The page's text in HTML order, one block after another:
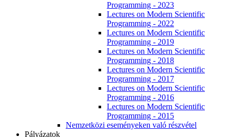
Programming - 2023
Lectures on Modern Scientific
Programming - 2022
Lectures on Modern Scientific
Programming - 2019
Lectures on Modern Scientific
Programming - 2018
Lectures on Modern Scientific
Programming - 2017
Lectures on Modern Scientific
Programming - 2016
Lectures on Modern Scientific
Programming - 2015
Nemzetközi eseményeken való részvétel
Pályázatok